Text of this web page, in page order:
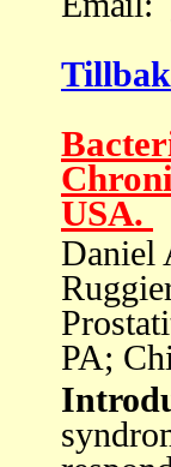
B
USA.
Daniel
PA;